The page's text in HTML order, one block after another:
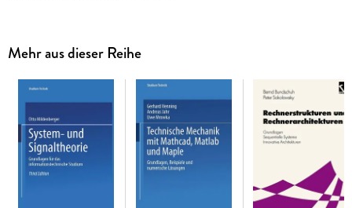
Inhaltsverzeichnis
1 Prozeßrechner als Automatisierungsmittel. - 1. 1
Geschichtliche Entwicklung. - 1. 2 Typen von
Automatisierungssystemen und Prozeßrechnern. - 1. 3
Automatisierungsziele und Rentabilitätsüberlegungen. - 1. 4
Aufgaben und Einsatzstufen der Prozeßrechner. - 2
Charakteristika von Prozeßrechnern. - 2. 1 Direkte
Prozeßkopplung. - 2. 2 Externe Beeinflussung der
Rechneraktivitäten. - 2. 3 Echtzeitbetrieb. - 2. 4 Multitask-
Verarbeitung. - 2. 5 Prioritätssystem. - 2. 6
Mehr aus dieser Reihe